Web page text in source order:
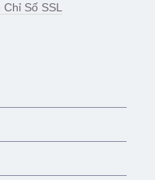
Chỉ Số SSL